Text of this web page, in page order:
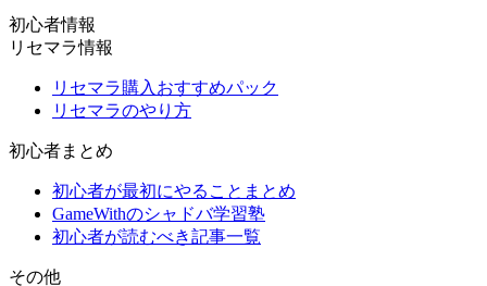
初心者情報
リセマラ情報
リセマラ購入おすすめパック
リセマラのやり方
初心者まとめ
初心者が最初にやることまとめ
GameWithのシャドバ学習塾
初心者が読むべき記事一覧
その他